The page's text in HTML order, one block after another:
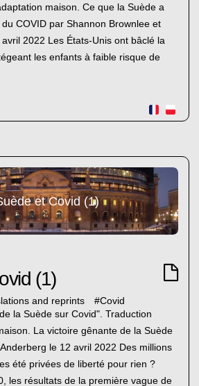
maison. Ce que la Suède a
COVID par Shannon Brownlee et
2022 Les États-Unis ont bâclé la
les enfants à faible risque de
et Covid (1)
(1)
and reprints #Covid
la Suède sur Covid". Traduction
La victoire gênante de la Suède
le 12 avril 2022 Des millions
été privées de liberté pour rien ?
les résultats de la première vague de